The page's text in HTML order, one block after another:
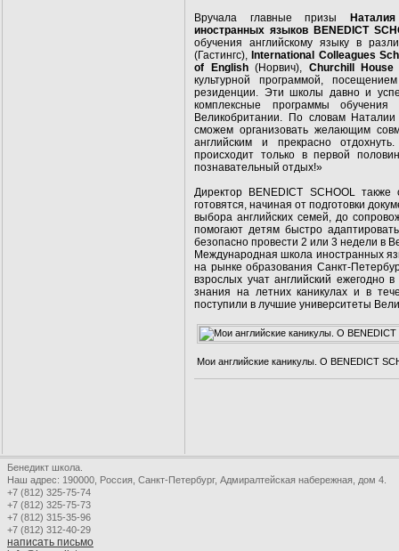
Вручала главные призы
иностранных языков BENEDICT
обучения английскому языку в
(Гастингс), International Colleagues
of English(Норвич), Churchill
культурной программой,
резиденции. Эти школы давно и
комплексные программы
Великобритании. По словам
сможем организовать желающим
английским и прекрасно
происходит только в первой
познавательный отдых!»
Директор BENEDICT SCHOOL
готовятся, начиная от подготовки
выбора английских семей, до
помогают детям быстро
безопасно провести 2 или 3 недели в
Международная школа иностранных
на рынке образования Санкт-
взрослых учат английский ежегодно
знания на летних каникулах и в
поступили в лучшие университеты
Мои английские каникулы. О BENEDICT
Бенедикт школа.
Наш адрес: 190000, Россия, Санкт-Петербург, Адмиралтейская набережная, дом 4.
+7 (812) 325-75-74
+7 (812) 325-75-73
+7 (812) 315-35-96
+7 (812) 312-40-29
написать письмо